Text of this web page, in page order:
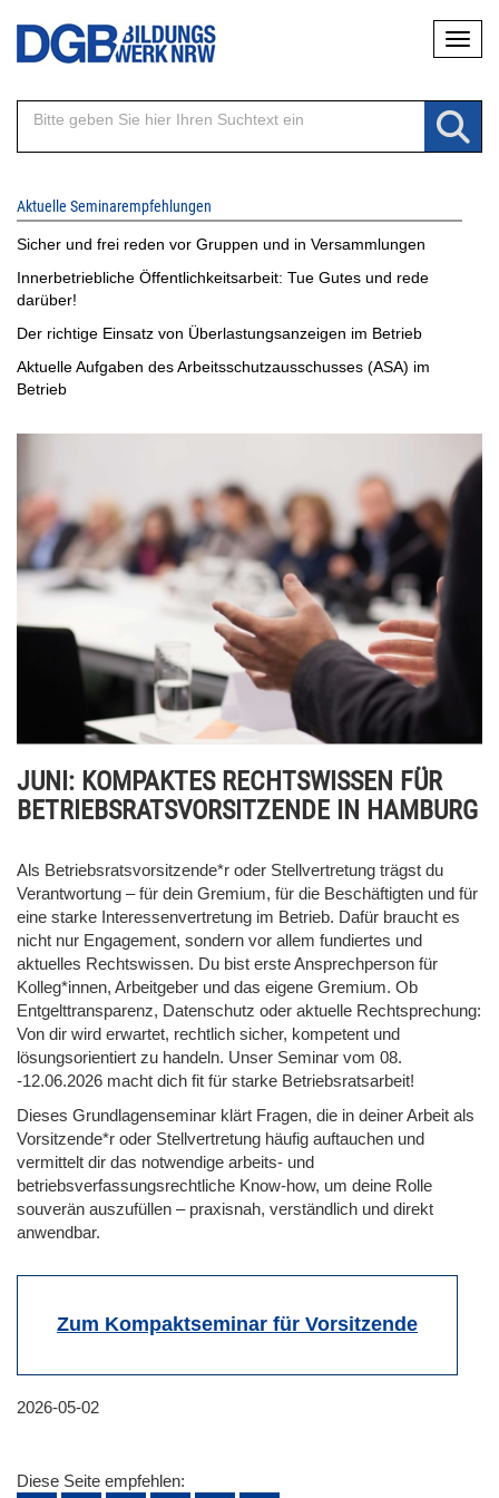
Direkt
Inhalt
Aktuelle Seminarempfehlungen
Sicher und frei reden vor Gruppen und in Versammlungen
Innerbetriebliche Öffentlichkeitsarbeit: Tue Gutes und rede
darüber!
Der richtige Einsatz von Überlastungsanzeigen im Betrieb
Aktuelle Aufgaben des Arbeitsschutzausschusses (ASA) im
Betrieb
JUNI: KOMPAKTES RECHTSWISSEN FÜR
BETRIEBSRATSVORSITZENDE IN HAMBURG
Als Betriebsratsvorsitzende*r oder Stellvertretung trägst du
Verantwortung – für dein Gremium, für die Beschäftigten und für
eine starke Interessenvertretung im Betrieb. Dafür braucht es
nicht nur Engagement, sondern vor allem fundiertes und
aktuelles Rechtswissen. Du bist erste Ansprechperson für
Kolleg*innen, Arbeitgeber und das eigene Gremium. Ob
Entgelttransparenz, Datenschutz oder aktuelle Rechtsprechung:
Von dir wird erwartet, rechtlich sicher, kompetent und
lösungsorientiert zu handeln. Unser Seminar vom 08.
-12.06.2026 macht dich fit für starke Betriebsratsarbeit!
Dieses Grundlagenseminar klärt Fragen, die in deiner Arbeit als
Vorsitzende*r oder Stellvertretung häufig auftauchen und
vermittelt dir das notwendige arbeits- und
betriebsverfassungsrechtliche Know-how, um deine Rolle
souverän auszufüllen – praxisnah, verständlich und direkt
anwendbar.
Zum Kompaktseminar für Vorsitzende
2026-05-02
Diese Seite empfehlen: